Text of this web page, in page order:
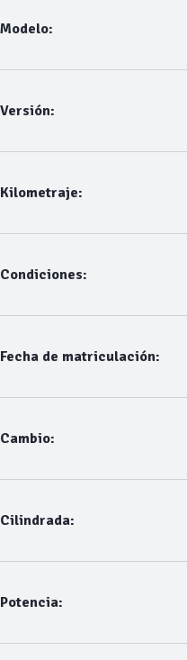
Modelo:
Versión:
Kilometraje:
Condiciones:
Fecha de matriculación:
Cambio:
Cilindrada:
Potencia: